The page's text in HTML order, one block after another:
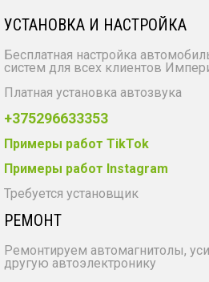
УСТАНОВКА И НАСТРОЙКА
Бесплатная настройка
систем для всех клиентов
Платная установка автозвука
+375296633353
Примеры работ TikTok
Примеры работ Instagram
Требуется установщик
РЕМОНТ
Ремонтируем автомагнитолы,
другую автоэлектронику